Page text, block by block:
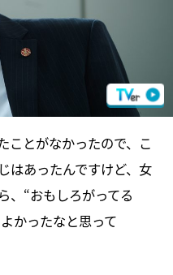
ことがなかったので、こ
はあったんですけど、女
、“おもしろがってる
かったなと思って